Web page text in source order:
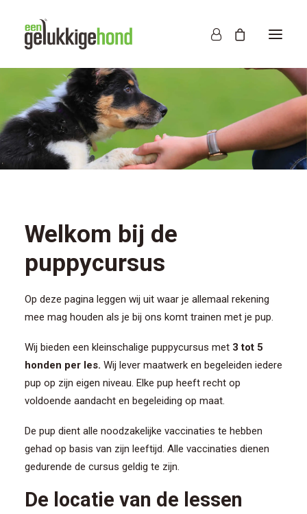
CONTACT/AANMELDEN
Welkom bij de
puppycursus
Op deze pagina leggen wij uit waar je allemaal rekening
mee mag houden als je bij ons komt trainen met je pup.
Wij bieden een kleinschalige puppycursus met 3 tot 5
honden per les. Wij lever maatwerk en begeleiden iedere
pup op zijn eigen niveau. Elke pup heeft recht op
voldoende aandacht en begeleiding op maat.
De pup dient alle noodzakelijke vaccinaties te hebben
gehad op basis van zijn leeftijd. Alle vaccinaties dienen
gedurende de cursus geldig te zijn.
De locatie van de lessen